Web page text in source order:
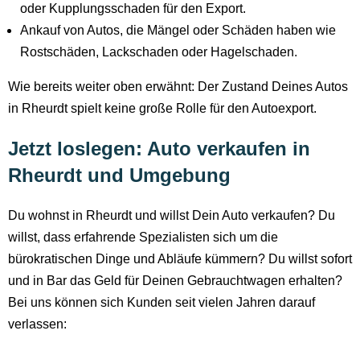
oder Kupplungsschaden für den Export.
Ankauf von Autos, die Mängel oder Schäden haben wie
Rostschäden, Lackschaden oder Hagelschaden.
Wie bereits weiter oben erwähnt: Der Zustand Deines Autos
in Rheurdt spielt keine große Rolle für den Autoexport.
Jetzt loslegen: Auto verkaufen in
Rheurdt und Umgebung
Du wohnst in Rheurdt und willst Dein Auto verkaufen? Du
willst, dass erfahrende Spezialisten sich um die
bürokratischen Dinge und Abläufe kümmern? Du willst sofort
und in Bar das Geld für Deinen Gebrauchtwagen erhalten?
Bei uns können sich Kunden seit vielen Jahren darauf
verlassen: